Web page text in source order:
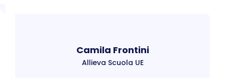
Camila Frontini
Allieva Scuola UE